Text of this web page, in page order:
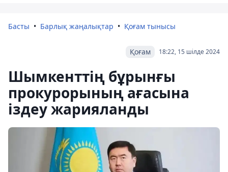
Басты Барлық жаңалықтар Қоғам тынысы
18:22, 15 шілде 2024
Қоғам
Шымкенттің бұрынғы
прокурорының ағасына
іздеу жарияланды